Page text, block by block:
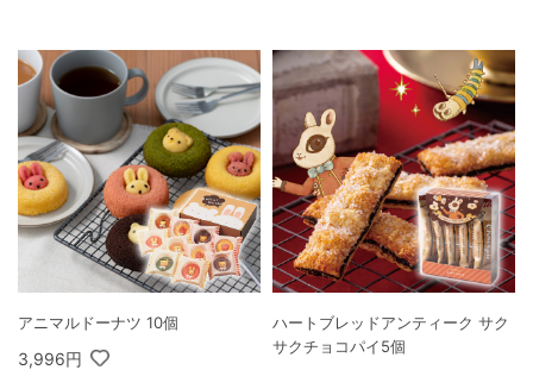
アニマルドーナツ 10個
3,996円
ハートブレッドアンティーク サク
サクチョコパイ5個